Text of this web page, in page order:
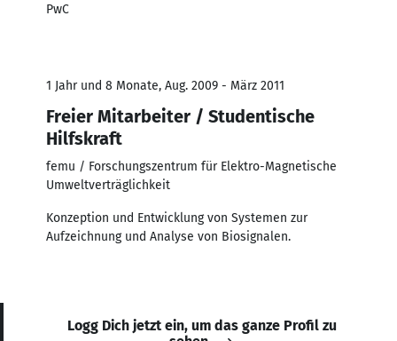
PwC
1 Jahr und 8 Monate, Aug. 2009 - März 2011
Freier Mitarbeiter / Studentische
Hilfskraft
femu / Forschungszentrum für Elektro-Magnetische
Umweltverträglichkeit
Konzeption und Entwicklung von Systemen zur
Aufzeichnung und Analyse von Biosignalen.
Logg Dich jetzt ein, um das ganze Profil zu